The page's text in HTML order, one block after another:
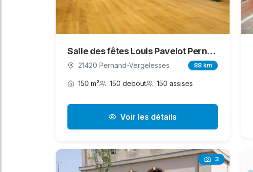
Salle des fêtes Louis Pavelot Pernand-Vergelesses
21420 Pernand-Vergelesses 88 km
150 m² 150 debout 150 assises
Voir les détails
3